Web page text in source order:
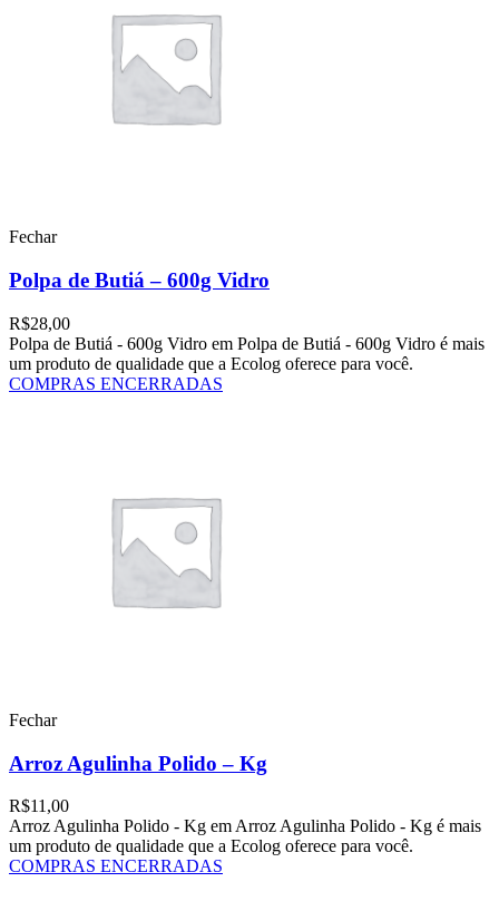
Fechar
Polpa de Butiá – 600g Vidro
R$28,00
Polpa de Butiá - 600g Vidro em Polpa de Butiá - 600g Vidro é mais
um produto de qualidade que a Ecolog oferece para você.
COMPRAS ENCERRADAS
Fechar
Arroz Agulinha Polido – Kg
R$11,00
Arroz Agulinha Polido - Kg em Arroz Agulinha Polido - Kg é mais
um produto de qualidade que a Ecolog oferece para você.
COMPRAS ENCERRADAS